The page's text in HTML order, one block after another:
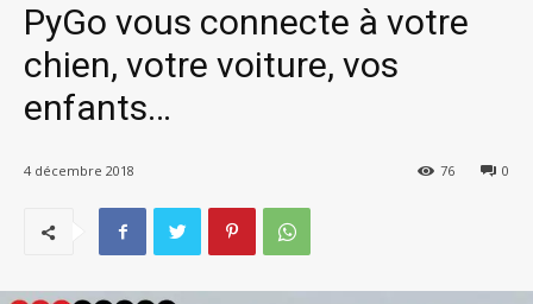
PyGo vous connecte à votre
chien, votre voiture, vos
enfants…
4 décembre 2018 0
76